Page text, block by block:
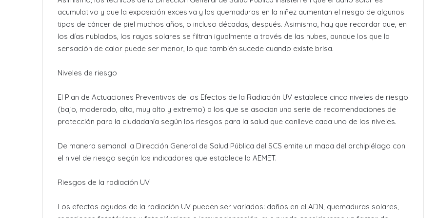
acumulativo y que la exposición excesiva y las quemaduras en la niñez aumentan el riesgo de algunos
tipos de cáncer de piel muchos años, o incluso décadas, después. Asimismo, hay que recordar que, en
los días nublados, los rayos solares se filtran igualmente a través de las nubes, aunque los que la
sensación de calor puede ser menor, lo que también sucede cuando existe brisa.
Niveles de riesgo
El Plan de Actuaciones Preventivas de los Efectos de la Radiación UV establece cinco niveles de riesgo
(bajo, moderado, alto, muy alto y extremo) a los que se asocian una serie de recomendaciones de
protección para la ciudadanía según los riesgos para la salud que conlleve cada uno de los niveles.
De manera semanal la Dirección General de Salud Pública del SCS emite un mapa del archipiélago con
el nivel de riesgo según los indicadores que establece la AEMET.
Riesgos de la radiación UV
Los efectos agudos de la radiación UV pueden ser variados: daños en el ADN, quemaduras solares,